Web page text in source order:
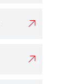

